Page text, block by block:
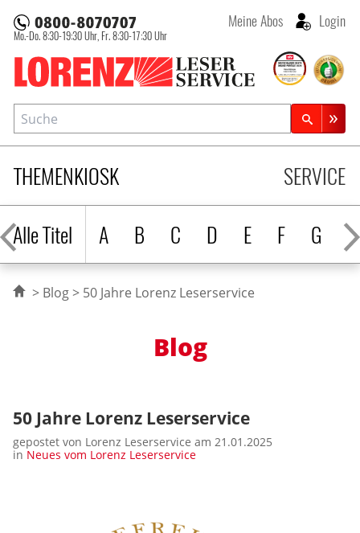
Lorenz Leserservice
Mo.-Do. 8:30-19:30 Uhr, Fr. 8:30-17:30 Uhr
Meine Abos Login
THEMENKIOSK
Alle Titel
A B C D E F G H
SERVICE
Suche
Zeitschriftensuche
Blog 50 Jahre Lorenz Leserservice
Blog
50 Jahre Lorenz Leserservice
gepostet von Lorenz Leserservice am 21.01.2025
in Neues vom Lorenz Leserservice